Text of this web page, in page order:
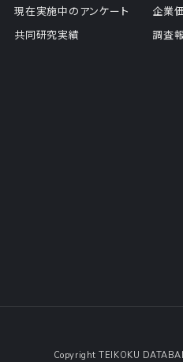
現在実施中のアンケート
共同研究実績
企業
調査
Copyright TEIKOKU